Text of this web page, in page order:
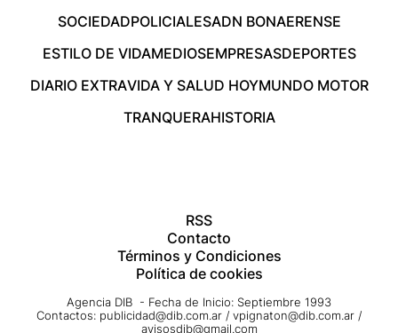
SOCIEDADPOLICIALESADN BONAERENSE
ESTILO DE VIDAMEDIOSEMPRESASDEPORTES
DIARIO EXTRAVIDA Y SALUD HOYMUNDO MOTOR
TRANQUERAHISTORIA
RSS
Contacto
Términos y Condiciones
Política de cookies
Agencia DIB - Fecha de Inicio: Septiembre 1993
Contactos: publicidad@dib.com.ar / vpignaton@dib.com.ar /
avisosdib@gmail.com